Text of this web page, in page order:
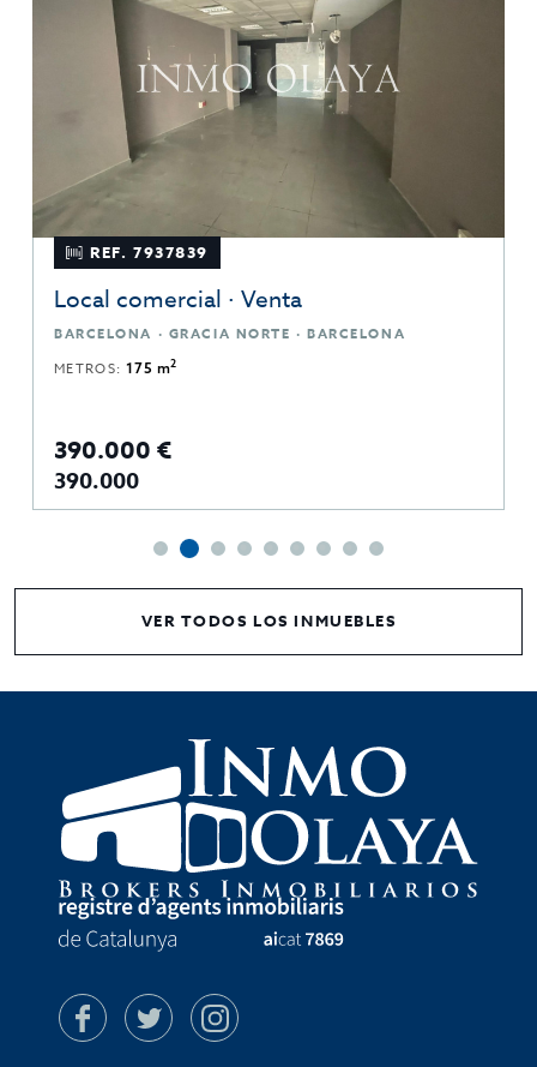
REF. 7937839
Local comercial · Venta
BARCELONA · GRACIA NORTE · BARCELONA
METROS:175 m2
390.000 €
390.000
VER TODOS LOS INMUEBLES